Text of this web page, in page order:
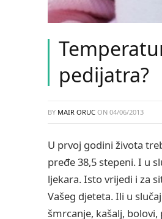
pedijatra?
BY MAIR ORUC ON 04/06/2013
U prvoj godini života
pređe 38,5 stepeni. I u
ljekara. Isto vrijedi i za
Vašeg djeteta. Ili u
šmrcanje, kašalj,